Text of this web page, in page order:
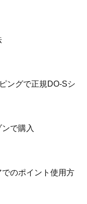
ングで正規DO-Sシ
で購入
のポイント使用方